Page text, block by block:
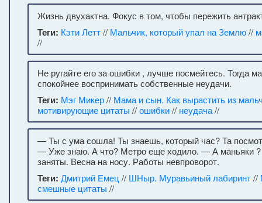
Жизнь двухактна. Фокус в том, чтобы пережить
Теги: Кэти Летт// Мальчик, который упал на Землю//
//
Не ругайте его за ошибки , лучше посмейтесь. Тогда
спокойнее воспринимать собственные неудачи.
Теги: Мэг Микер// Мама и сын. Как вырастить из
мотивирующие цитаты //ошибки// неудача//
— Ты с ума сошла! Ты знаешь, который час? Та
— Уже знаю. А что? Метро еще ходило. — А маньяки
заняты. Весна на носу. Работы невпроворот.
Теги: Дмитрий Емец // ШНыр. Муравьиный лабиринт//
смешные цитаты //